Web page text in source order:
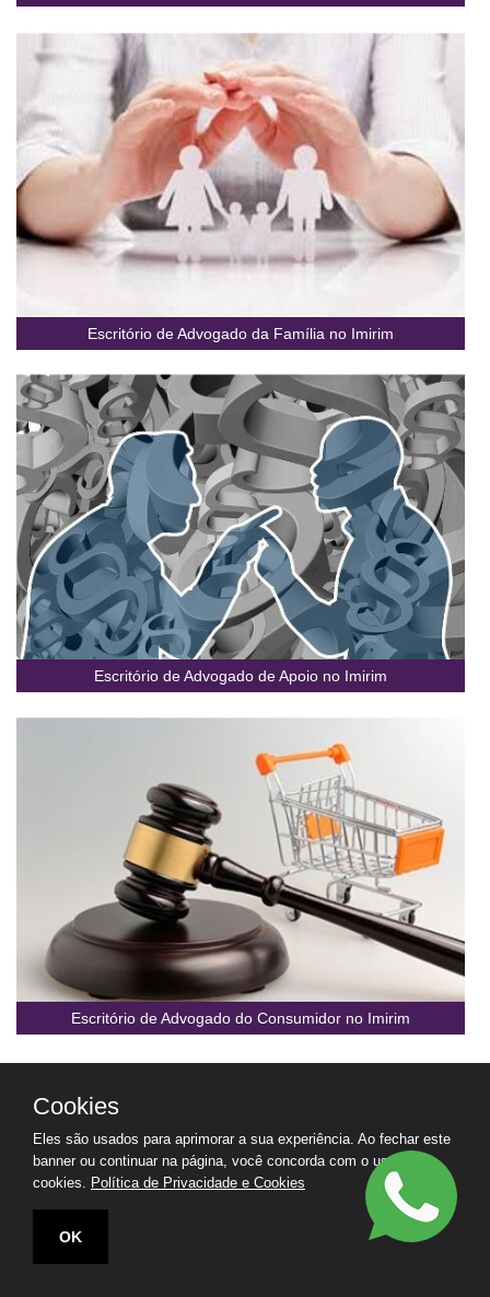
Escritório de Advogado da Família no Imirim
Escritório de Advogado de Apoio no Imirim
Escritório de Advogado do Consumidor no Imirim
Cookies
Eles são usados para aprimorar a sua experiência. Ao fechar este
banner ou continuar na página, você concorda com o uso de
cookies. Política de Privacidade e Cookies
OK